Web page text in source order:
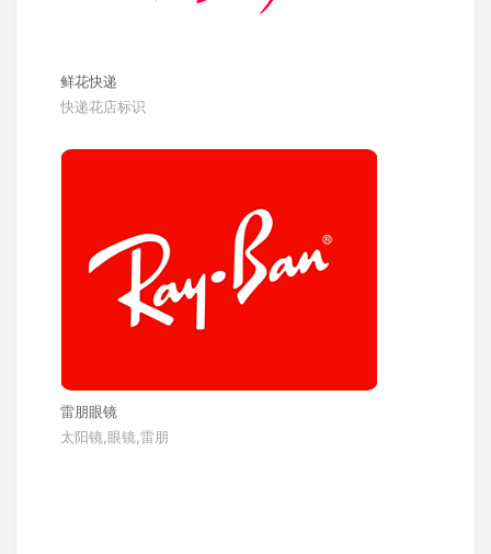
鲜花快递
快递花店标识
雷朋眼镜
太阳镜,眼镜,雷朋